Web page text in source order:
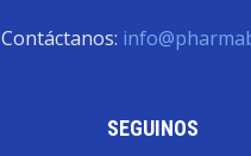
Contáctanos:
SEGUINOS